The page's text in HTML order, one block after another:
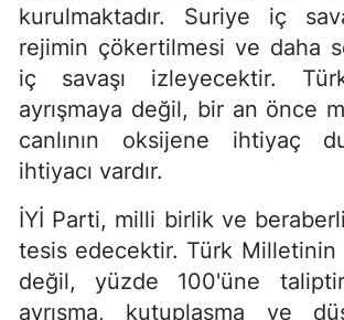
kurulmaktadır. Suriye iç
rejimin çökertilmesi ve daha
iç savaşı izleyecektir.
ayrışmaya değil, bir an önce
canlının oksijene ihtiyaç
ihtiyacı vardır.
İYİ Parti, milli birlik ve
tesis edecektir. Türk Milletinin
değil, yüzde 100'üne
ayrışma, kutuplaşma ve